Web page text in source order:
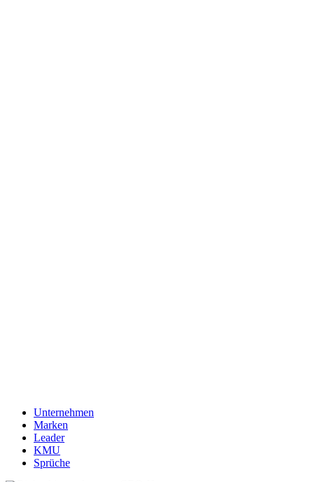
Unternehmen
Marken
Leader
KMU
Sprüche